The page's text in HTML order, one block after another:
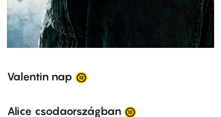
Valentin nap
Alice csodaországban